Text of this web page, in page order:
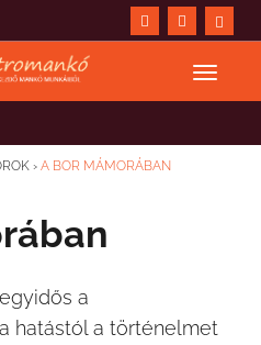
› A BOR MÁMORÁBAN
a
hatástól a történelmet